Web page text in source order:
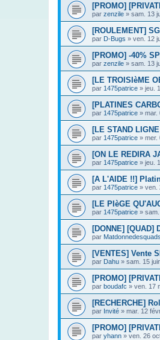
[PROMO]
par zenzile » sam. 13
[ROULEMENT]
par D-Bugs » ven. 12
[PROMO] -40%
par zenzile » sam. 13
[LE TROISIèME
par 1475patrice » jeu.
[PLATINES
par 1475patrice » mar.
[LE STAND
par 1475patrice » mer.
[ON LE REDIRA
par 1475patrice » jeu.
[A L'AIDE !!]
par 1475patrice » ven.
[LE PIèGE
par 1475patrice »
[DONNE] [QUAD]
par Matdonnedesquads
[VENTES] Vente
par Dahu » sam. 15
[PROMO]
par boudafc » ven. 17
[RECHERCHE]
par Invité » mar. 12
[PROMO]
par yhann » ven. 26